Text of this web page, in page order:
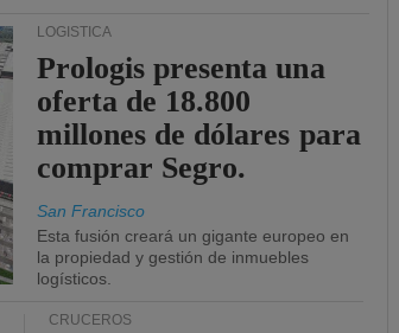
LOGÍSTICA
Prologis presenta una
oferta de 18.800
millones de dólares para
comprar Segro.
San Francisco
Esta fusión creará un gigante europeo en
la propiedad y gestión de inmuebles
logísticos.
CRUCEROS